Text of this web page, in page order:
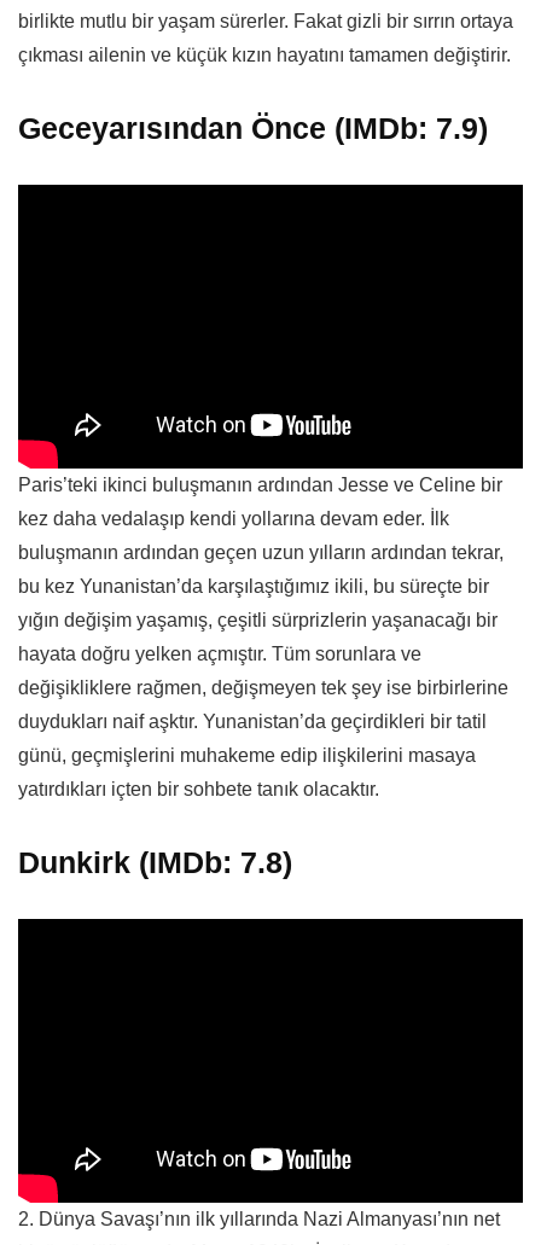
birlikte mutlu bir yaşam sürerler. Fakat gizli bir sırrın ortaya
çıkması ailenin ve küçük kızın hayatını tamamen değiştirir.
Geceyarısından Önce (IMDb: 7.9)
Paris’teki ikinci buluşmanın ardından Jesse ve Celine bir
kez daha vedalaşıp kendi yollarına devam eder. İlk
buluşmanın ardından geçen uzun yılların ardından tekrar,
bu kez Yunanistan’da karşılaştığımız ikili, bu süreçte bir
yığın değişim yaşamış, çeşitli sürprizlerin yaşanacağı bir
hayata doğru yelken açmıştır. Tüm sorunlara ve
değişikliklere rağmen, değişmeyen tek şey ise birbirlerine
duydukları naif aşktır. Yunanistan’da geçirdikleri bir tatil
günü, geçmişlerini muhakeme edip ilişkilerini masaya
yatırdıkları içten bir sohbete tanık olacaktır.
Dunkirk (IMDb: 7.8)
2. Dünya Savaşı’nın ilk yıllarında Nazi Almanyası’nın net